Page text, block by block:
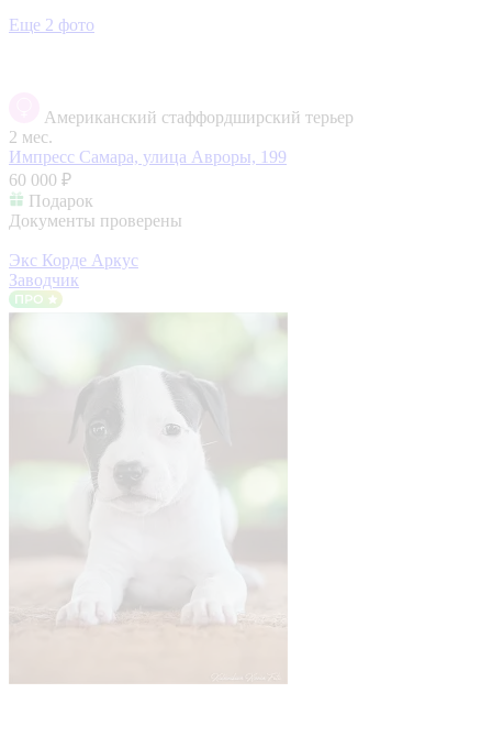
Еще 2 фото
Американский стаффордширский терьер
2 мес.
Импресс Самара, улица Авроры, 199
60 000 ₽
Подарок
Документы проверены
Экс Корде Аркус
Заводчик